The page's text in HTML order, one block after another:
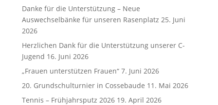
Danke für die Unterstützung – Neue
Auswechselbänke für unseren Rasenplatz 25. Juni
2026
Herzlichen Dank für die Unterstützung unserer C-
Jugend 16. Juni 2026
„Frauen unterstützen Frauen“ 7. Juni 2026
20. Grundschulturnier in Cossebaude 11. Mai 2026
Tennis – Frühjahrsputz 2026 19. April 2026